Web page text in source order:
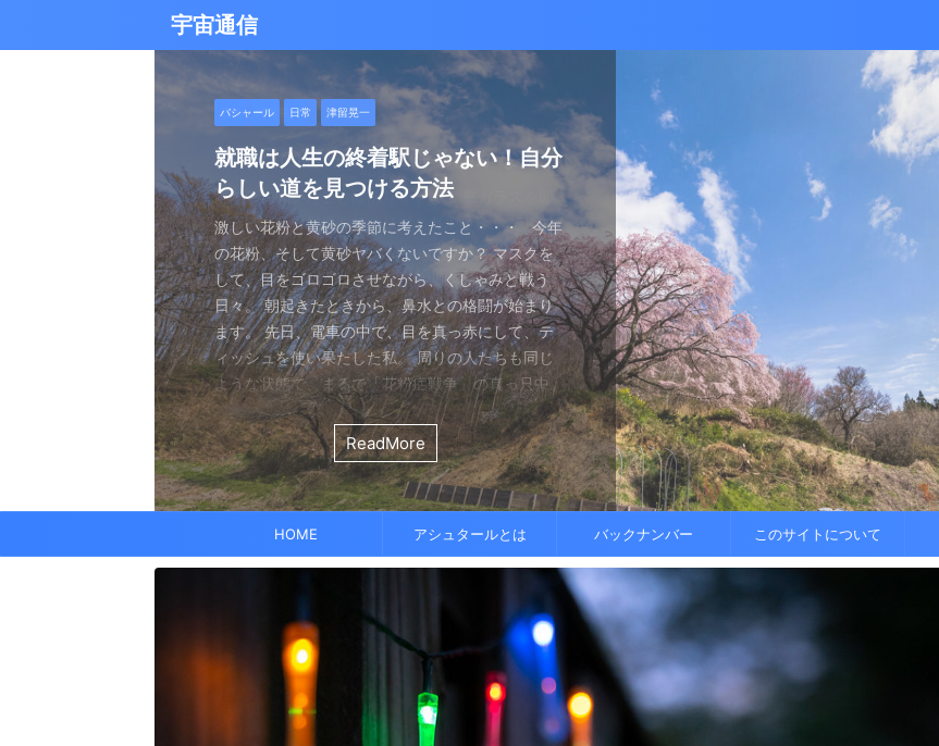
宇宙通信
日常 津留晃一
雨の日の恵み：心に降る静かな癒し
雨の音を聞いたことはありますか？ 窓ガラスを叩
く優しい音、屋根を打つリズミカルな音、 そして
地面に落ちる繊細な音。 それぞれが奏でるハーモ
ニーは、 私たちの心に特別な空間を作り出してく
れます。 雨は大地だけでなく、心も潤す 今日は何
となく、 降り続ける雨を眺めていました。 最初は
予定していた釣りができなくなり、少し残念に思い
ました。 でも、温かいコーヒーを入れ、 窓辺に座
って雨景色を眺めていると、不思議と心が落ち着い
てきたのです。 雨は自然界の浄化装置です。 土埃
を洗い流し、植物に命の水を与え、空気を清 ...
ReadMore
バシャール 日常 津留晃一
就職は人生の終着駅じゃない！自分
らしい道を見つける方法
激しい花粉と黄砂の季節に考えたこと・・・ 今年
の花粉、そして黄砂ヤバくないですか？ マスクを
して、目をゴロゴロさせながら、くしゃみと戦う
日々。 朝起きたときから、鼻水との格闘が始まり
ます。 先日、電車の中で、目を真っ赤にして、テ
ィッシュを使い果たした私。 周りの人たちも同じ
ような状態で、まるで「花粉症戦争」の真っ只中。
そんな辛い朝、ふと考えました。 この花粉症との
戦いって、進学や就職前の気持ちに似ているな、
と。 先の見えない不安、どうしようもない状況、
でも、どこかで希望を感じる——そんな ...
ReadMore
Healy 日常
ヒーリーを買うべきか迷っているあ
なたへ。実際に使ってみた感想と注
意点
近年、Healy（ヒーリー）という量子波動調整器が
注目を集めています。 私自身もこのデバイスを2年
以上前に購入し、所有しており、 その使用経験を
踏まえて、さらに詳しくお伝えしたいと思います。
Healyの仕組みと機能 Healyは、微弱な電流と周波
数を用いて、 心身のバランスを整えることを目的
としたウェアラブルデバイスです。 専用のアプリ
と連携し、電極を介して身体に微弱な電流を流すこ
とで、 個人の必要とする周波数を分析・適用しま
す。 これにより、エネルギーバランスを整えると
ReadMore
バシャール 日常
エネルギーの法則 〜最近どハマり
していました〜
最近、めちゃくちゃYouTubeやSNSを見ていたの
ですが、 気づいたら政治とか社会問題のニュース
ばかり見ていました。 特にトランプの発言やDSの
悪行、財務省解体、１０３万円の壁など・・・・。
別にそれを見て何かが解決できるわけではないの
に、 どんどんハマってしまいました。 なんだか、
自分の心のモヤモヤを代弁してくれる感じがするの
でしょうか？ つい次々と見てしまうのです。 そし
て、気づいたら めちゃくちゃ波動が下がっていま
した！（笑） どうして気づいたのかといえば ...
ReadMore
日常
現実を変える
最近疲れ気味です。 というのも、現実とは何か？
結構悩むんですよね。 自分の理想の姿を考える
と、 今、全然そうなっていない。 地位も名誉もな
い。お金もない。自由もない（笑） でもねぇ、 た
まにそれでもいいわと思える時もあるんです。 そ
んなことは問題じゃなくて、 今ここに生きている
ことだけで幸せという時がある。 それは、どうい
うときかといえば 今ここにいる時 今に集中して、
今を楽しんでいるとき。 先日ワカサギ釣りに行き
ました。 氷に穴をあけて糸を垂らすやつ。 &nb ...
ReadMore
日常
今、ここにいること
２０２５年あけましておめでとうございます。 今
年もよろしくお願い致します。 とはいえ、近年お
正月という感覚はありませんね。 いつの間にか年
が明けて、 いつの間にか過ぎ去っていく。 なんて
書くと、新年から暗いかな（笑） まあ、それだけ
歳をとったということでしょう。 昨年末は結構忙
しくてきつかったのですが、 年始は暇。 暇になる
と思うことはありますよね。 自分は今ここを生き
ているのか？ 我々の現実は今ここだけなのです
が、 未来を見ちゃったり、過去を悔んだり &nbsp
...
ReadMore
Healy 日常 津留晃一
もしかしてだけどHealy（量子波動
調整器）のせいなの？
ちょっと前に 最近ヒーリー（Healy）つかってない
なー みたいなブログを書いたと思います。 Healy
とは Healyはドイツで研究開発され、製造された最
新の人工知能を利用した 健康をサポートする製品
です。 弱い電気パルスを使用して体をよりバラン
スのとれた状態にする、 周波数応用のアイデアに
基づいて設計された小型の電子デバイスです。 細
胞レベルで人体を調整し、健康的な生活をサポート
します。 そうなんです。 あんまり使っていませ
ん。 というのも しばらく意欲というか、やる気が
なくて だらだら ...
ReadMore
日常
iPad 第10世代買いました
アマゾンのブラックフライデー Ipadが安くなって
いましたね。 ということで第１０世代（無印）購
入してしまいました。 これで今まで使っていた
ipad Pro(初代）とはおさらばです。 特に困ってい
たわけでもなく、iPad自体はほとんど使っていなか
ったので 変えなくても良かったのですが、 気分で
す（笑） こういうの重要ですよね。 気分が乗った
からやるというノリ。 実際変えてみてUSBーC端
子はすごくいい。 Lightningの呪縛から解放される
のだけでも めちゃくちゃいい。 &n ...
ReadMore
Healy 日常
久し振りにHealy（ヒーリー）量子
波動調整器について
久しぶりにHealy（ヒーリー）量子波動調整器につ
いて触れてみる。 こちら小さい割には結構高いデ
バイスです。 買う時も結構迷いました。 でもねぇ
やっぱり限られた人生 波動を良くして豊かな人生
を送りたいじゃないですか。 だから、多少の投資
は仕方ないし 試してみないとわからないと購入し
ました。 それでです。 一年ぐらいはほどほどに使
っていたのはいたのですが、 やはり実感がね。 良
くなっているという実感が乏しい。 これ、たぶん
宗教と同じで 一人でやっているからだと思う。 近
くに何人か使っている人がいれば、 体 ...
ReadMore
日常
大谷さんの通訳、水原さんの解雇に
思う
ちょっとびっくりしました。 多分今、かなり有名
な通訳だと思う水原さんが解雇されたようです。
それも違法賭博か・・・ 違法かどうかは別として
賭博が原因で解雇とは・・・ とってもつらい。 自
分は特に野球が好きとか 大谷さんが好きというな
わけではないし、 水原さんに思い入れがあるわけ
でもない。 でもねえ・・・ 今の水原さんの気持ち
を考えるとなんかつらい。 というのも、多額の借
金を背負いながら 何とかしたいと日々思いながら
一生懸命仕事していたわけでしょ。 ...
ReadMore
HOME アシュタールとは バックナンバー このサイトについて